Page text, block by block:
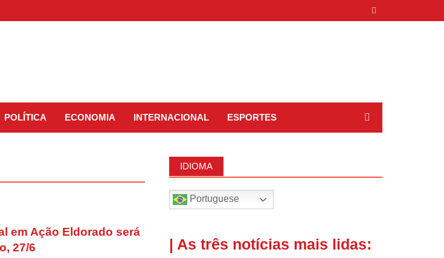
POLÍTICA ECONOMIA INTERNACIONAL ESPORTES
em Ação Eldorado será
27/6
IDIOMA
Portuguese
| As três notícias mais lidas: